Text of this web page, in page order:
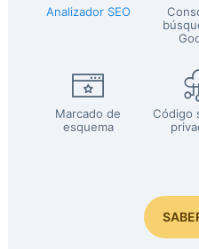
Analizador SEO
Marcado de
esquema
Código